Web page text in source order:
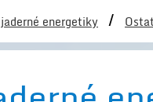
energetiky /